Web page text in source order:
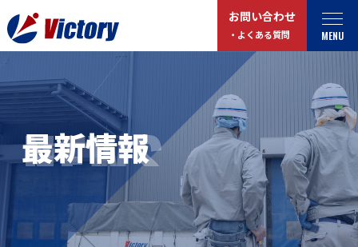
MENU
お問い合わせ
・よくある質問
トップ
事業紹介
総合解体 / 解体事業
産業廃棄物収集/ 運搬
企業概要
最新情報
お役立ちコラム
プライバシーポリシー
お問い合わせ
最新情報
NEWS